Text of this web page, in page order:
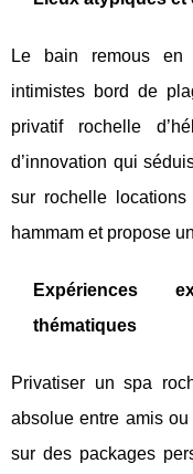
Le bain remous en
intimistes bord de
privatif rochelle
d’innovation qui
sur rochelle
hammam et propose
Expériences
thématiques
Privatiser un spa
absolue entre amis
sur des packages